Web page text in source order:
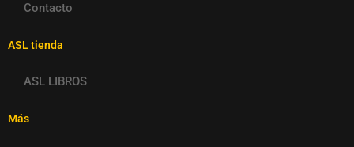
Contacto
ASL tienda
ASL LIBROS
Más